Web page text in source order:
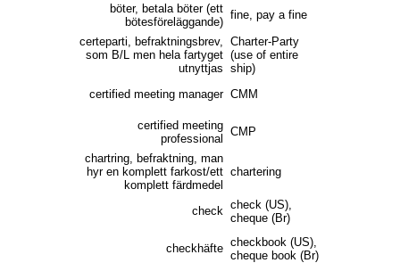
böter, betala böter (ett
bötesföreläggande)
fine, pay a fine
certeparti, befraktningsbrev,
som B/L men hela fartyget
utnyttjas
Charter-Party
(use of entire
ship)
certified meeting manager CMM
certified meeting
professional
CMP
chartring, befraktning, man
hyr en komplett farkost/ett
komplett färdmedel
chartering
check check (US),
cheque (Br)
checkhäfte checkbook (US),
cheque book (Br)